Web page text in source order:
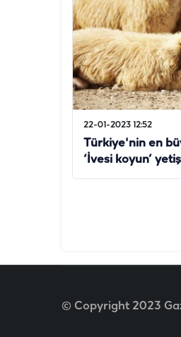
22-01-2023 12:52
Türkiye'nin en
‘İvesi koyun’
© Copyright 2023